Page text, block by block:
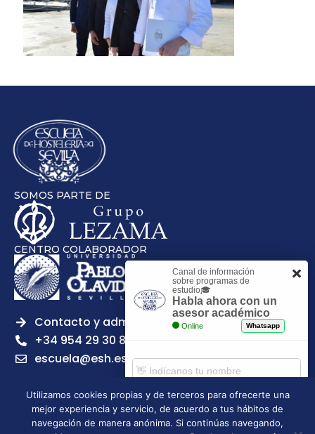
SOMOS PARTE DE
CENTRO COLABORADOR
Contacto y admisiones
+34 954 29 30 81
escuela@esh.es
Utilizamos cookies propias y de terceros para ofrecerte una
mejor experiencia y servicio, de acuerdo a tus hábitos de
navegación de manera anónima. Si continúas navegando,
Canal de información
sobre programas de
estudio🎓
Habla ahora con un
asesor académico
Online Whatsapp
Comenzar chat